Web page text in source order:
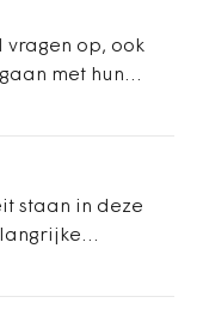
vragen op, ook
met hun
tegen het
over de
te maken
staan in deze
over hun